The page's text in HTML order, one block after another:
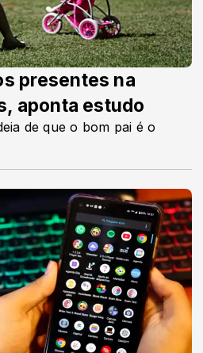
presentes na
aponta estudo
de que o bom pai é o